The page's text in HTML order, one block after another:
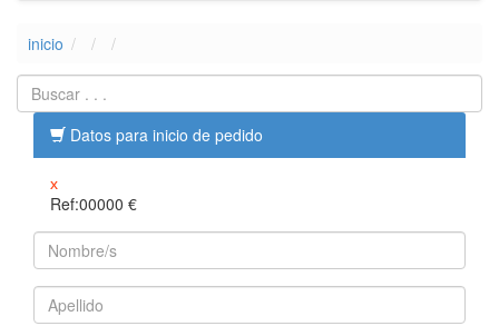
inicio
Datos para inicio de pedido
x
Ref:00000 €